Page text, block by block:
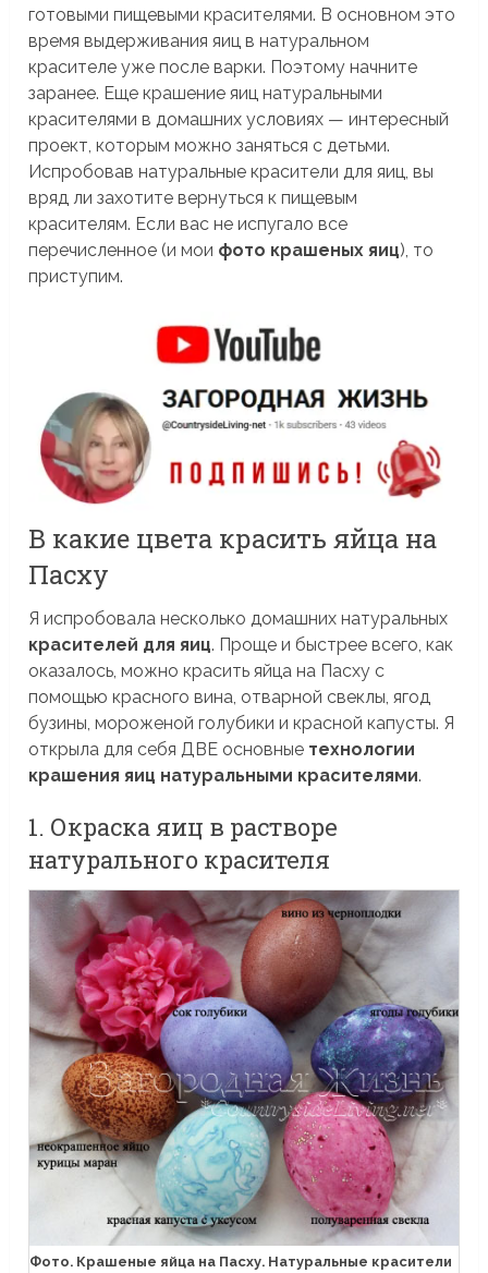
готовыми пищевыми красителями. В основном это
время выдерживания яиц в натуральном
красителе уже после варки. Поэтому начните
заранее. Еще крашение яиц натуральными
красителями в домашних условиях — интересный
проект, которым можно заняться с детьми.
Испробовав натуральные красители для яиц, вы
вряд ли захотите вернуться к пищевым
красителям. Если вас не испугало все
перечисленное (и мои фото крашеных яиц), то
приступим.
В какие цвета красить яйца на
Пасху
Я испробовала несколько домашних натуральных
красителей для яиц. Проще и быстрее всего, как
оказалось, можно красить яйца на Пасху с
помощью красного вина, отварной свеклы, ягод
бузины, мороженой голубики и красной капусты. Я
открыла для себя ДВЕ основные технологии
крашения яиц натуральными красителями.
1. Окраска яиц в растворе
натурального красителя
Фото. Крашеные яйца на Пасху. Натуральные красители